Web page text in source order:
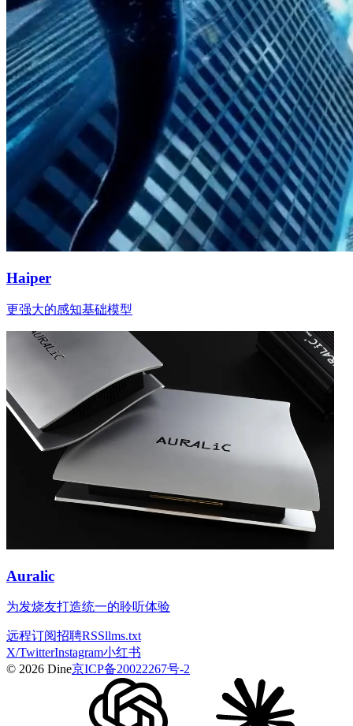
Haiper
更强大的感知基础模型
Auralic
为发烧友打造统一的聆听体验
远程订阅招聘RSSllms.txt
X/TwitterInstagram小红书
© 2026 Dine京ICP备20022267号-2